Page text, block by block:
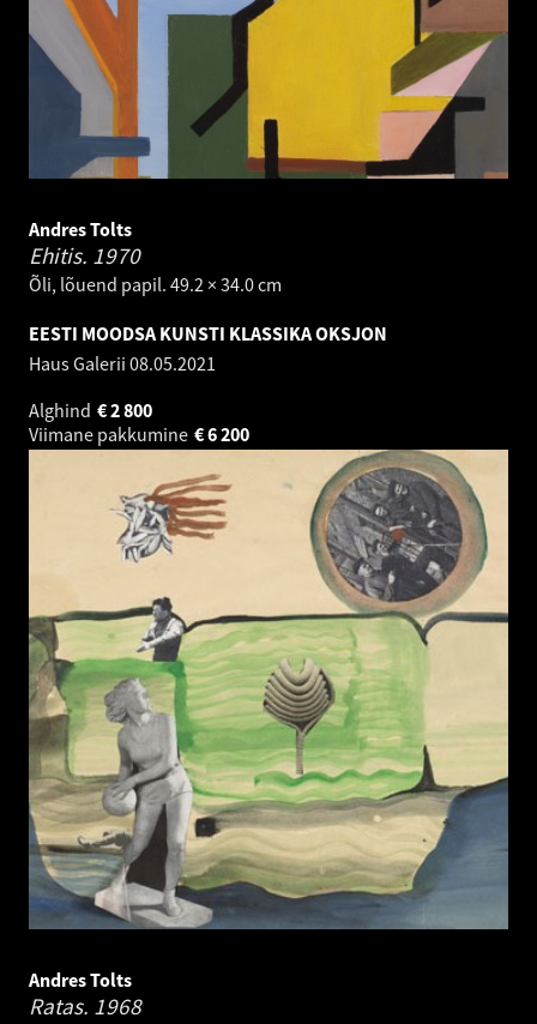
Andres Tolts
Ehitis. 1970
Õli, lõuend papil. 49.2 × 34.0 cm
EESTI MOODSA KUNSTI KLASSIKA OKSJON
Haus Galerii 08.05.2021
Alghind
2 800
€
Viimane pakkumine
6 200
€
Andres Tolts
Ratas. 1968